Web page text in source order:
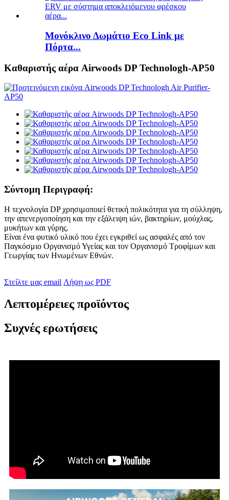
Μονόκλινο Δωμάτιο Eco Link με
Πόρτα...
Καθαριστής αέρα Airwoods DP Technologh-AP50
Σύντομη Περιγραφή:
Η τεχνολογία DP χρησιμοποιεί θετική πολικότητα για τη σύλληψη,
την απενεργοποίηση και την εξάλειψη ιών, βακτηρίων, μούχλας,
μυκήτων και γύρης.
Είναι ένα φυτικό υλικό που έχει εγκριθεί ως ασφαλές από τον
Παγκόσμιο Οργανισμό Υγείας και τον Οργανισμό Τροφίμων και
Γεωργίας των Ηνωμένων Εθνών.
Στείλτε μας email Λήψη ως PDF
Λεπτομέρειες προϊόντος
Συχνές ερωτήσεις